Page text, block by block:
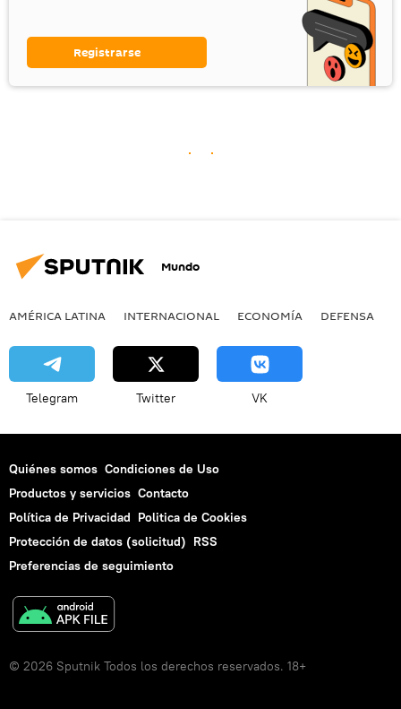
Registrarse
Mundo
AMÉRICA LATINA INTERNACIONAL ECONOMÍA DEFENSA
Telegram Twitter VK
Quiénes somos Condiciones de Uso
Productos y servicios Contacto
Política de Privacidad Politica de Cookies
Protección de datos (solicitud) RSS
Preferencias de seguimiento
© 2026 Sputnik Todos los derechos reservados. 18+